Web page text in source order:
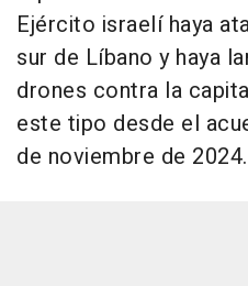
Ejército israelí haya
sur de Líbano y haya
drones contra la
este tipo desde el
de noviembre de 2024.